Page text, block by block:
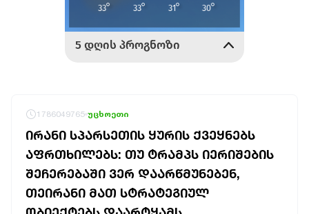
1786049765 უცხოეთი
ᲘᲠᲐᲜᲘ ᲡᲞᲐᲠᲡᲔᲗᲘᲡ ᲧᲣᲠᲘᲡ ᲥᲕᲔᲧᲜᲔᲑᲡ
ᲐᲤᲠᲗᲮᲘᲚᲔᲑᲡ: ᲗᲣ ᲢᲠᲐᲛᲞᲡ ᲘᲔᲠᲘᲨᲔᲑᲘᲡ
ᲨᲔᲩᲔᲠᲔᲑᲐᲨᲘ ᲕᲔᲠ ᲓᲐᲐᲠᲬᲛᲣᲜᲔᲑᲔᲜ,
ᲗᲔᲘᲠᲐᲜᲘ ᲛᲐᲗ ᲡᲢᲠᲐᲢᲔᲒᲘᲣᲚ